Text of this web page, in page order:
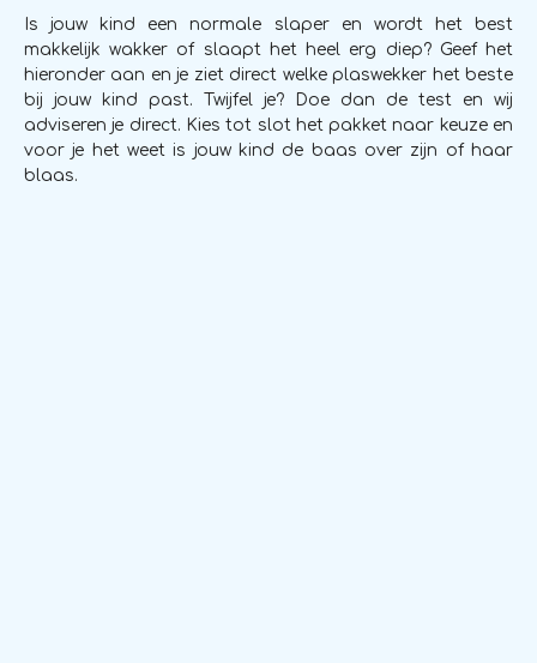
Is jouw kind een normale slaper en wordt het best
makkelijk wakker of slaapt het heel erg diep? Geef het
hieronder aan en je ziet direct welke plaswekker het beste
bij jouw kind past. Twijfel je? Doe dan de test en wij
adviseren je direct. Kies tot slot het pakket naar keuze en
voor je het weet is jouw kind de baas over zijn of haar
blaas.